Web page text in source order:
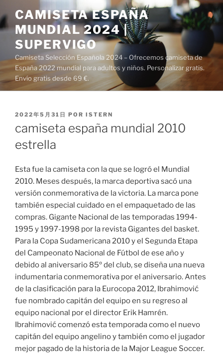
al
contenido
CAMISETA ESPAÑA
MUNDIAL 2024 |
SUPERVIGO
Camiseta Selección Española 2024 – Ofrecemos camiseta de
España 2022 mundial para adultos y niños. Personalizar gratis.
Envío gratis desde 69 €.
PUBLICADO
2022年5月31日 POR ISTERN
camiseta españa mundial 2010
estrella
Esta fue la camiseta con la que se logró el Mundial
2010. Meses después, la marca deportiva sacó una
versión conmemorativa de la victoria. La marca pone
también especial cuidado en el empaquetado de las
compras. Gigante Nacional de las temporadas 1994-
1995 y 1997-1998 por la revista Gigantes del basket.
Para la Copa Sudamericana 2010 y el Segunda Etapa
del Campeonato Nacional de Fútbol de ese año y
debido al aniversario 85º del club, se diseña una nueva
indumentaria conmemorativa por el aniversario. Antes
de la clasificación para la Eurocopa 2012, Ibrahimović
fue nombrado capitán del equipo en su regreso al
equipo nacional por el director Erik Hamrén.
Ibrahimović comenzó esta temporada como el nuevo
capitán del equipo angelino y también como el jugador
mejor pagado de la historia de la Major League Soccer.